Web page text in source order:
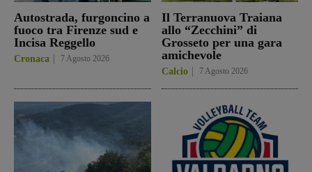
Autostrada, furgoncino a
fuoco tra Firenze sud e
Incisa Reggello
Cronaca 7 Agosto 2026
Il Terranuova Traiana
allo “Zecchini” di
Grosseto per una gara
amichevole
Calcio 7 Agosto 2026